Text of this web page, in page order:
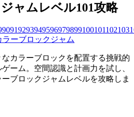
ャムレベル101攻略
90919293949596979899100101102103
ラーブロックジャム
カラーブロックを配置する挑戦的
ーム。空間認識と計画力を試し、
ブロックジャムレベルを攻略しま